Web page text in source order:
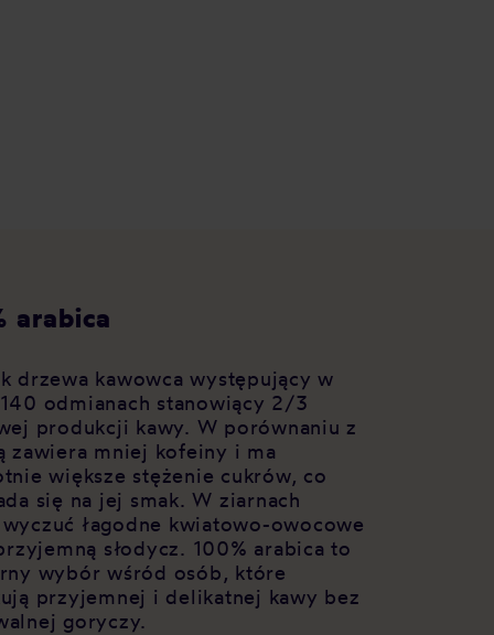
arabica
drzewa kawowca występujący w
odmianach stanowiący 2/3
produkcji kawy. W porównaniu z
zawiera mniej kofeiny i ma
większe stężenie cukrów, co
się na jej smak. W ziarnach
łagodne kwiatowo-owocowe
słodycz. 100% arabica to
wybór wśród osób, które
przyjemnej i delikatnej kawy bez
goryczy.